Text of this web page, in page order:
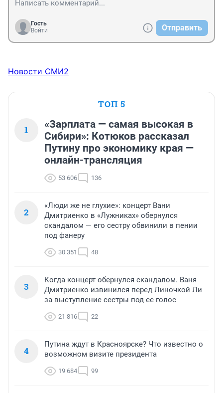
Гость
Войти
Отправить
Новости СМИ2
ТОП 5
1
«Зарплата — самая высокая в
Сибири»: Котюков рассказал
Путину про экономику края —
онлайн-трансляция
53 606 136
2
«Люди же не глухие»: концерт Вани
Дмитриенко в «Лужниках» обернулся
скандалом — его сестру обвинили в пении
под фанеру
30 351 48
3
Когда концерт обернулся скандалом. Ваня
Дмитриенко извинился перед Линочкой Ли
за выступление сестры под ее голос
21 816 22
4
Путина ждут в Красноярске? Что известно о
возможном визите президента
19 684 99